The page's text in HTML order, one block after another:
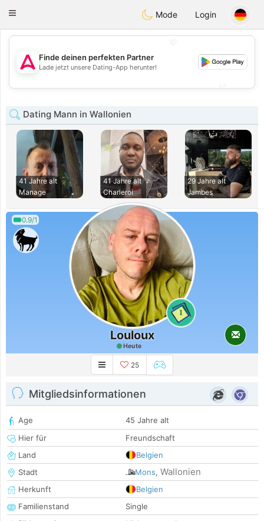
Tantôt
Toggle
Mode Login
💖
💕
Finde deinen perfekten Partner
Lade jetzt unsere Dating-App herunter!
Dating Mann in Wallonien
41 Jahre alt
Manage
41 Jahre alt
Charleroi
29 Jahre alt
Jambes
0.9/1
1
Louloux
Heute
25
Mitgliedsinformationen
Age
45 Jahre alt
Hier für
Freundschaft
Land
Belgien
Stadt
Mons, Wallonien
Herkunft
Belgien
Familienstand
Single